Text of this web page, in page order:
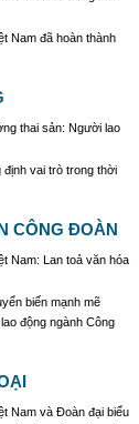
Nam đã hoàn thành
thai sản: Người lao
vai trò trong thời
CÔNG ĐOÀN
Nam: Lan toả văn hóa
biến mạnh mẽ
động ngành Công
Nam và Đoàn đại biểu